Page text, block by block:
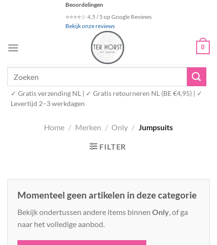
Beoordelingen
⭐⭐⭐⭐☆ 4,5 / 5 op Google Reviews
Bekijk onze reviews
0
✓ Gratis verzending NL | ✓ Gratis retourneren NL (BE €4,95) | ✓
Levertijd 2–3 werkdagen
Home / Merken / Only / Jumpsuits
FILTER
Momenteel geen artikelen in deze categorie
Bekijk ondertussen andere items binnen Only , of ga
naar het volledige aanbod.